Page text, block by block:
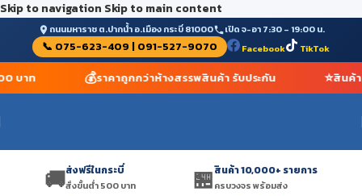
Skip to navigation Skip to main content
ถนนมหาราช ต.ปากน้ำ อ.เมือง กระบี่ 81000 เปิด จ-อา 7:30 – 19:00 น.
📞 075-623-409 | 091-527-9070 Facebook TikTok
บาท 💰ราคาถูกกว่าห้างสรรพสินค้า รับประกัน ⭐สินค้า
🚚ส่งฟรีในกระบี่
สั่งขั้นต่ำ 500 บาท 🏪สินค้า 10,000+ รายการ
ครบวงจร พร้อมส่ง